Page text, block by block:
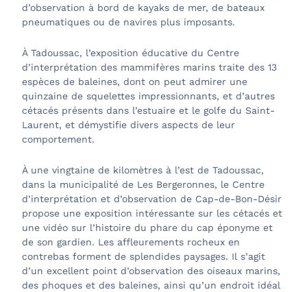
d’observation à bord de kayaks de mer, de bateaux
pneumatiques ou de navires plus imposants.
À Tadoussac, l’exposition éducative du Centre
d’interprétation des mammifères marins traite des 13
espèces de baleines, dont on peut admirer une
quinzaine de squelettes impressionnants, et d’autres
cétacés présents dans l’estuaire et le golfe du Saint-
Laurent, et démystifie divers aspects de leur
comportement.
À une vingtaine de kilomètres à l’est de Tadoussac,
dans la municipalité de Les Bergeronnes, le Centre
d’interprétation et d’observation de Cap-de-Bon-Désir
propose une exposition intéressante sur les cétacés et
une vidéo sur l’histoire du phare du cap éponyme et
de son gardien. Les affleurements rocheux en
contrebas forment de splendides paysages. Il s’agit
d’un excellent point d’observation des oiseaux marins,
des phoques et des baleines, ainsi qu’un endroit idéal